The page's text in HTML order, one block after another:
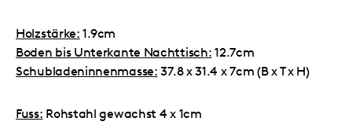
Holzstärke: 1.9cm
Boden bis Unterkante Nachttisch: 12.7cm
Schubladeninnenmasse: 37.8 x 31.4 x 7cm (B x T x H)
Fuss: Rohstahl gewachst 4 x 1cm